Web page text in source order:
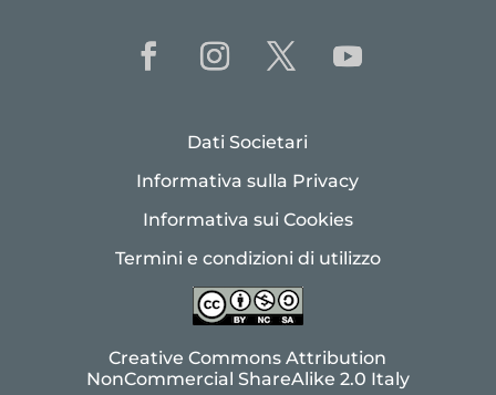
Dati Societari
Informativa sulla Privacy
Informativa sui Cookies
Termini e condizioni di utilizzo
Creative Commons Attribution
NonCommercial ShareAlike 2.0 Italy